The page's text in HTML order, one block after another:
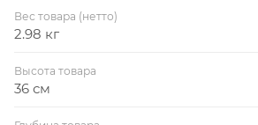
Вес товара (нетто)
2.98 кг
Высота товара
36 см